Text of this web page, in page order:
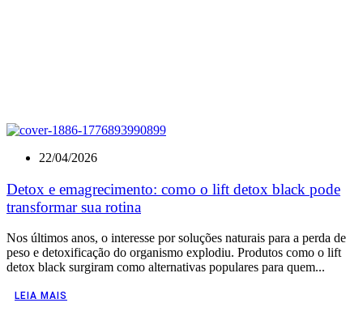
22/04/2026
Detox e emagrecimento: como o lift detox black pode
transformar sua rotina
Nos últimos anos, o interesse por soluções naturais para a perda de
peso e detoxificação do organismo explodiu. Produtos como o lift
detox black surgiram como alternativas populares para quem...
LEIA MAIS